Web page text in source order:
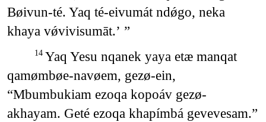
Bøivun-té. Yaq té-eivumát ndǿgo, neka
khaya vǿvivisumāt.’ ”
14 Yaq Yesu nqanek yaya etæ manqat
qamømbøe-navøem, gezø-ein,
“Mbumbukiam ezoqa kopoáv gezø-
akhayam. Geté ezoqa khapímbá gevevesam.”